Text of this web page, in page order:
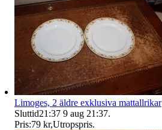
Limoges, 2 äldre exklusiva mattallrikar
Sluttid21:37 9 aug 21:37.
Pris:79 kr,Utropspris.